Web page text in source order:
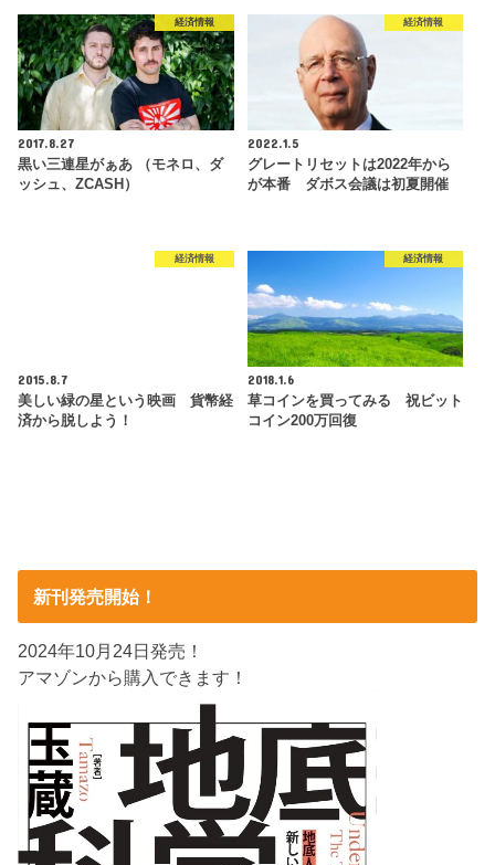
経済情報
2017.8.27
黒い三連星がぁあ （モネロ、ダ
ッシュ、ZCASH）
経済情報
2022.1.5
グレートリセットは2022年から
が本番 ダボス会議は初夏開催
経済情報
2015.8.7
美しい緑の星という映画 貨幣経
済から脱しよう！
経済情報
2018.1.6
草コインを買ってみる 祝ビット
コイン200万回復
新刊発売開始！
2024年10月24日発売！
アマゾンから購入できます！